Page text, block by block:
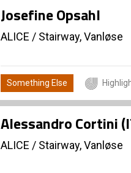
Josefine Opsahl
ALICE / Stairway, Vanløse
Something Else
Alessandro Cortini
ALICE / Stairway, Vanløse